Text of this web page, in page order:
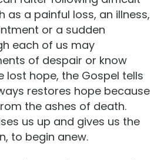
as a painful loss, an illness,
or a sudden
each of us may
of despair or know
lost hope, the Gospel tells
restores hope because
the ashes of death.
us up and gives us the
to begin anew.